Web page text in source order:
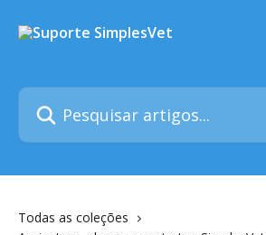
Pesquisar artigos...
Todas as coleções